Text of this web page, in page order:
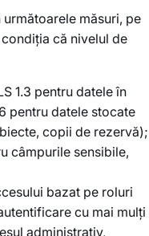
măsuri, pe
că nivelul de
1.3 pentru datele în
pentru datele stocate
copii de rezervă);
câmpurile sensibile,
bazat pe roluri
cu mai mulți
administrativ,